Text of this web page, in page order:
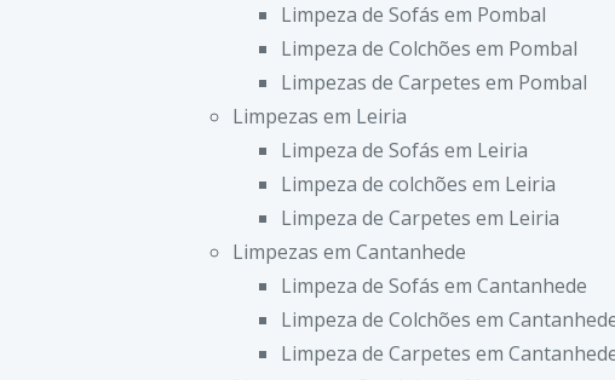
Limpeza de Sofás em Pombal
Limpeza de Colchões em Pombal
Limpezas de Carpetes em Pombal
Limpezas em Leiria
Limpeza de Sofás em Leiria
Limpeza de colchões em Leiria
Limpeza de Carpetes em Leiria
Limpezas em Cantanhede
Limpeza de Sofás em Cantanhede
Limpeza de Colchões em
Limpeza de Carpetes em